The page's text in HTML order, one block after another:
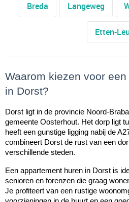
Breda Langeweg
Etten-
Waarom kiezen voor
in Dorst?
Dorst ligt in de provincie Noord-
gemeente Oosterhout. Het dorp ligt
heeft een gunstige ligging nabij de
combineert Dorst de rust van een
verschillende steden.
Een appartement huren in Dorst is
senioren en forenzen die graag
Je profiteert van een rustige